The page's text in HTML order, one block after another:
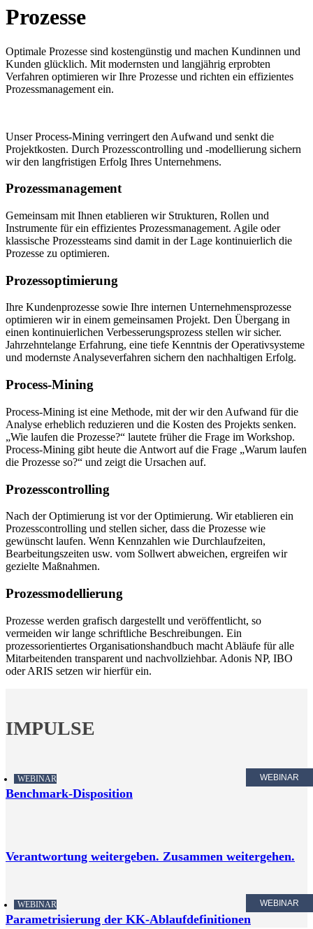
Prozesse
Optimale Prozesse sind kostengünstig und machen Kundinnen und
Kunden glücklich. Mit modernsten und langjährig erprobten
Verfahren optimieren wir Ihre Prozesse und richten ein effizientes
Prozessmanagement ein.
Unser Process-Mining verringert den Aufwand und senkt die
Projektkosten. Durch Prozesscontrolling und -modellierung sichern
wir den langfristigen Erfolg Ihres Unternehmens.
Prozessmanagement
Gemeinsam mit Ihnen etablieren wir Strukturen, Rollen und
Instrumente für ein effizientes Prozessmanagement. Agile oder
klassische Prozessteams sind damit in der Lage kontinuierlich die
Prozesse zu optimieren.
Prozessoptimierung
Ihre Kundenprozesse sowie Ihre internen Unternehmensprozesse
optimieren wir in einem gemeinsamen Projekt. Den Übergang in
einen kontinuierlichen Verbesserungsprozess stellen wir sicher.
Jahrzehntelange Erfahrung, eine tiefe Kenntnis der Operativsysteme
und modernste Analyseverfahren sichern den nachhaltigen Erfolg.
Process-Mining
Process-Mining ist eine Methode, mit der wir den Aufwand für die
Analyse erheblich reduzieren und die Kosten des Projekts senken.
„Wie laufen die Prozesse?“ lautete früher die Frage im Workshop.
Process-Mining gibt heute die Antwort auf die Frage „Warum laufen
die Prozesse so?“ und zeigt die Ursachen auf.
Prozesscontrolling
Nach der Optimierung ist vor der Optimierung. Wir etablieren ein
Prozesscontrolling und stellen sicher, dass die Prozesse wie
gewünscht laufen. Wenn Kennzahlen wie Durchlaufzeiten,
Bearbeitungszeiten usw. vom Sollwert abweichen, ergreifen wir
gezielte Maßnahmen.
Prozessmodellierung
Prozesse werden grafisch dargestellt und veröffentlicht, so
vermeiden wir lange schriftliche Beschreibungen. Ein
prozessorientiertes Organisationshandbuch macht Abläufe für alle
Mitarbeitenden transparent und nachvollziehbar. Adonis NP, IBO
oder ARIS setzen wir hierfür ein.
IMPULSE
WEBINAR WEBINAR
Benchmark-Disposition
Verantwortung weitergeben. Zusammen weitergehen.
WEBINAR WEBINAR
Parametrisierung der KK-Ablaufdefinitionen